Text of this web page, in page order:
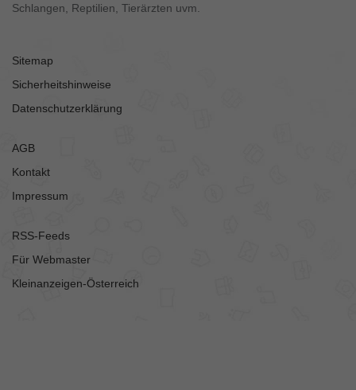
Schlangen, Reptilien, Tierärzten uvm.
Sitemap
Sicherheitshinweise
Datenschutzerklärung
AGB
Kontakt
Impressum
RSS-Feeds
Für Webmaster
Kleinanzeigen-Österreich